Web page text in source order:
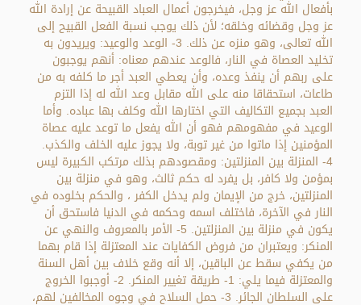
بأفعال الله عز وجل، فيخرجون أعمال العباد القبيحة عن إرادة الله
عز وجل وقضائه وخلقه؛ لأن ذلك يوجب نسبة الفعل القبيح إلى
الله تعالى، وهو منزه عن ذلك. 3- الوعد والوعيد: ويريدون به
تخليد العصاة في النار، فالوعد عندهم معناه: أنهم يوجبون
على ربهم أن ينفذ وعده، وأن يعطي العبد أجر ما كلفه به من
طاعات، استحقاقا منه على الله مقابل وعد الله له إذا التزم
العبد بجميع التكاليف التي اختارها الله وكلف بها عباده. وأما
الوعيد في مفهومهم فهو أن الله يفعل ما توعد عليه عصاة
المؤمنين إذا ماتوا من غير توبة، ولا يجوز عليه الخلف والكذب.
4- المنزلة بين المنزلتين: ومقصودهم بذلك مرتكب الكبيرة ليس
بمؤمن ولا كافر، بل يفرد له حكم ثالث، وهو في منزلة بين
المنزلتين، خرج من الإيمان ولم يدخل الكفر ، والحكم بخلوده في
النار في الآخرة، فاختلف اسمه وحكمه في الدنيا فاستحق أن
يكون في منزلة بين المنزلتين. 5- الأمر بالمعروف والنهي عن
المنكر: ويعتبران من فروض الكفايات عند المعتزلة إذا قام بهما
من يكفي سقط عن الباقين، إلا أنه وقع خلاف بين أهل السنة
والمعتزلة فيما يلي: 1- طريقة تغيير المنكر. 2- أوجبوا الخروج
على السلطان الجائر. 3- حمل السلاح في وجوه المخالفين لهم،